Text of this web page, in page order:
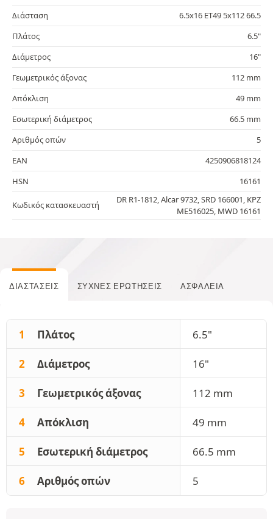
Διάσταση
6.5x16 ET49 5x112 66.5
Πλάτος
6.5"
Διάμετρος
16"
Γεωμετρικός άξονας
112 mm
Απόκλιση
49 mm
Εσωτερική διάμετρος
66.5 mm
Αριθμός οπών
5
EAN
4250906818124
HSN
16161
Κωδικός κατασκευαστή
DR R1-1812, Alcar 9732, SRD 166001, KPZ
ME516025, MWD 16161
ΔΙΑΣΤΆΣΕΙΣ ΣΥΧΝΈΣ ΕΡΩΤΉΣΕΙΣ ΑΣΦΆΛΕΙΑ
1 Πλάτος 6.5"
2 Διάμετρος 16"
3 Γεωμετρικός άξονας 112 mm
4 Απόκλιση 49 mm
5 Εσωτερική διάμετρος 66.5 mm
6 Αριθμός οπών 5